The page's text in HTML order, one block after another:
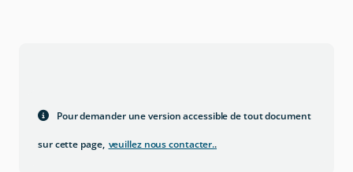
Pour demander une version accessible de tout document
sur cette page, veuillez nous contacter..